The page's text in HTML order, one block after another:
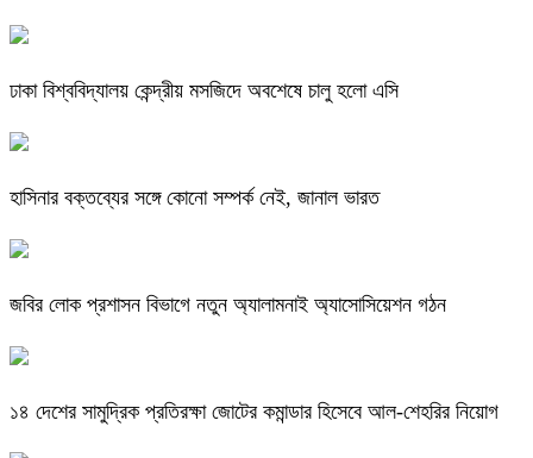
ঢাকা বিশ্ববিদ্যালয় কেন্দ্রীয় মসজিদে অবশেষে চালু হলো এসি
হাসিনার বক্তব্যের সঙ্গে কোনো সম্পর্ক নেই, জানাল ভারত
জবির লোক প্রশাসন বিভাগে নতুন অ্যালামনাই অ্যাসোসিয়েশন গঠন
১৪ দেশের সামুদ্রিক প্রতিরক্ষা জোটের কমান্ডার হিসেবে আল-শেহরির নিয়োগ